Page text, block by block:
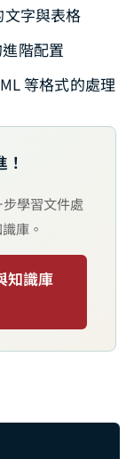
字與表格
階配置
等格式的處理
學習文件處
庫。
知識庫